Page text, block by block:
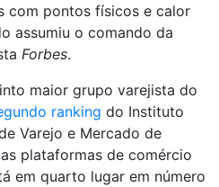
com pontos físicos e calor
assumiu o comando da
Forbes.
maior grupo varejista do
ranking do Instituto
Varejo e Mercado de
plataformas de comércio
em quarto lugar em número